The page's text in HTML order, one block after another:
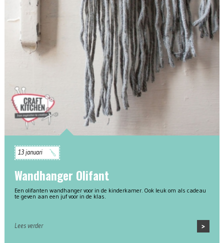
13 januari
Wandhanger Olifant
Een olifanten wandhanger voor in de kinderkamer. Ook leuk om als cadeau
te geven aan een juf voor in de klas.
Lees verder